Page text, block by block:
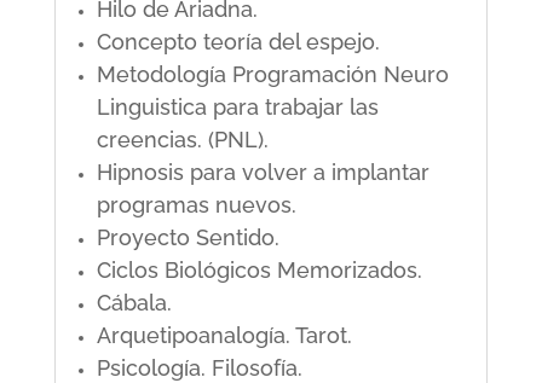
Hilo de Ariadna.
Concepto teoría del espejo.
Metodología Programación Neuro
Linguistica para trabajar las
creencias. (PNL).
Hipnosis para volver a implantar
programas nuevos.
Proyecto Sentido.
Ciclos Biológicos Memorizados.
Cábala.
Arquetipoanalogía. Tarot.
Psicología. Filosofía.